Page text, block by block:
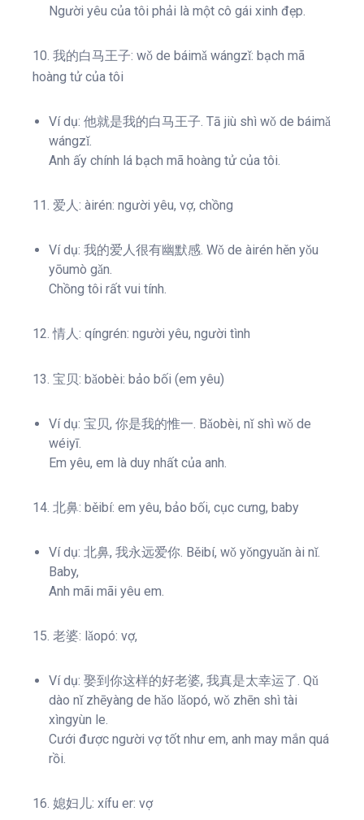
Người yêu của tôi phải là một cô gái xinh đẹp.
10. 我的白马王子: wǒ de báimǎ wángzǐ: bạch mã
hoàng tử của tôi
Ví dụ: 他就是我的白马王子. Tā jiù shì wǒ de báimǎ
wángzǐ.
Anh ấy chính lá bạch mã hoàng tử của tôi.
11. 爱人: àirén: người yêu, vợ, chồng
Ví dụ: 我的爱人很有幽默感. Wǒ de àirén hěn yǒu
yōumò gǎn.
Chồng tôi rất vui tính.
12. 情人: qíngrén: người yêu, người tình
13. 宝贝: bǎobèi: bảo bối (em yêu)
Ví dụ: 宝贝, 你是我的惟一. Bǎobèi, nǐ shì wǒ de
wéiyī.
Em yêu, em là duy nhất của anh.
14. 北鼻: běibí: em yêu, bảo bối, cục cưng, baby
Ví dụ: 北鼻, 我永远爱你. Běibí, wǒ yǒngyuǎn ài nǐ.
Baby,
Anh mãi mãi yêu em.
15. 老婆: lǎopó: vợ,
Ví dụ: 娶到你这样的好老婆, 我真是太幸运了. Qǔ
dào nǐ zhēyàng de hǎo lǎopó, wǒ zhēn shì tài
xìngyùn le.
Cưới được người vợ tốt như em, anh may mắn quá
rồi.
16. 媳妇儿: xífu er: vợ